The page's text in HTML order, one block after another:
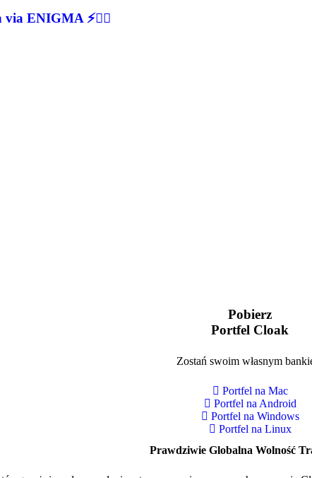
via ENIGMA ⚡🕵‍♂
Pobierz
Portfel Cloak
Zostań swoim własnym
Portfel na Mac
Portfel na Android
Portfel na Windows
Portfel na Linux
Prawdziwie Globalna Wolność